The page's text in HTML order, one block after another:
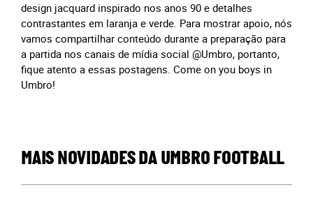
design jacquard inspirado nos anos 90 e detalhes
contrastantes em laranja e verde. Para mostrar apoio, nós
vamos compartilhar conteúdo durante a preparação para
a partida nos canais de mídia social @Umbro, portanto,
fique atento a essas postagens. Come on you boys in
Umbro!
MAIS NOVIDADES DA UMBRO FOOTBALL